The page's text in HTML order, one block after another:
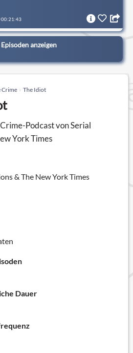
00:21:43
anzeigen
Crime The Idiot
Podcast von Serial
York Times
& The New York Times
Dauer